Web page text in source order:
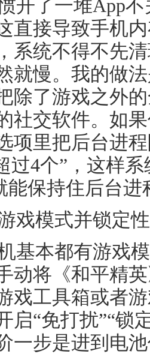
开了一堆App
直接导致手机
系统不得不先
就慢。我的做
除了游戏之外
社交软件。如
项里把后台进
过4个”，这样
能保持住后台进
戏模式并锁定
基本都有游戏
动将《和平精
戏工具箱或者
启“免打扰”“锁
一步是进到电